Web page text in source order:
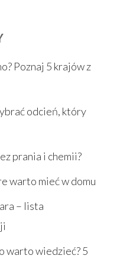
Poznaj 5 krajów z
odcień, który
prania i chemii?
warto mieć w domu
– lista
warto wiedzieć? 5